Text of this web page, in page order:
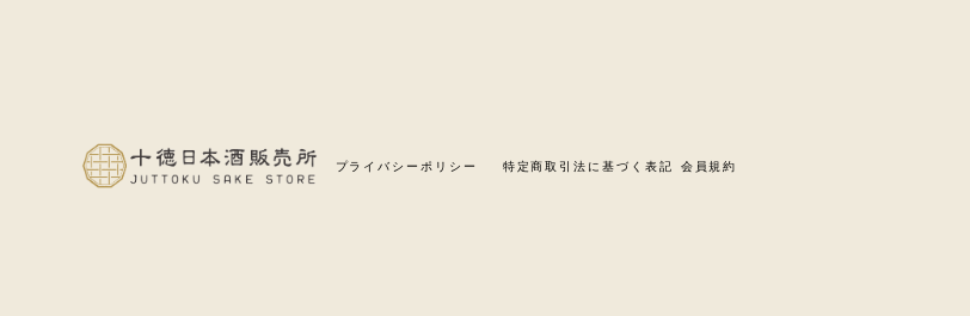
プライバシーポリシー 特定商取引法に基づく表記 会員規約